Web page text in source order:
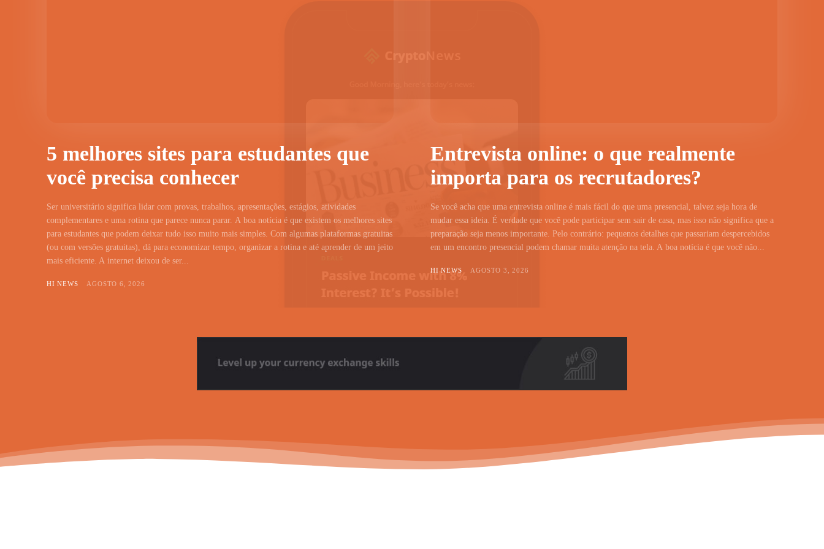
5 melhores sites para estudantes que
você precisa conhecer
Ser universitário significa lidar com provas, trabalhos, apresentações, estágios, atividades
complementares e uma rotina que parece nunca parar. A boa notícia é que existem os melhores sites
para estudantes que podem deixar tudo isso muito mais simples. Com algumas plataformas gratuitas
(ou com versões gratuitas), dá para economizar tempo, organizar a rotina e até aprender de um jeito
mais eficiente. A internet deixou de ser...
HI NEWS AGOSTO 6, 2026
Entrevista online: o que realmente
importa para os recrutadores?
Se você acha que uma entrevista online é mais fácil do que uma presencial, talvez seja hora de
mudar essa ideia. É verdade que você pode participar sem sair de casa, mas isso não significa que a
preparação seja menos importante. Pelo contrário: pequenos detalhes que passariam despercebidos
em um encontro presencial podem chamar muita atenção na tela. A boa notícia é que você não...
HI NEWS AGOSTO 3, 2026